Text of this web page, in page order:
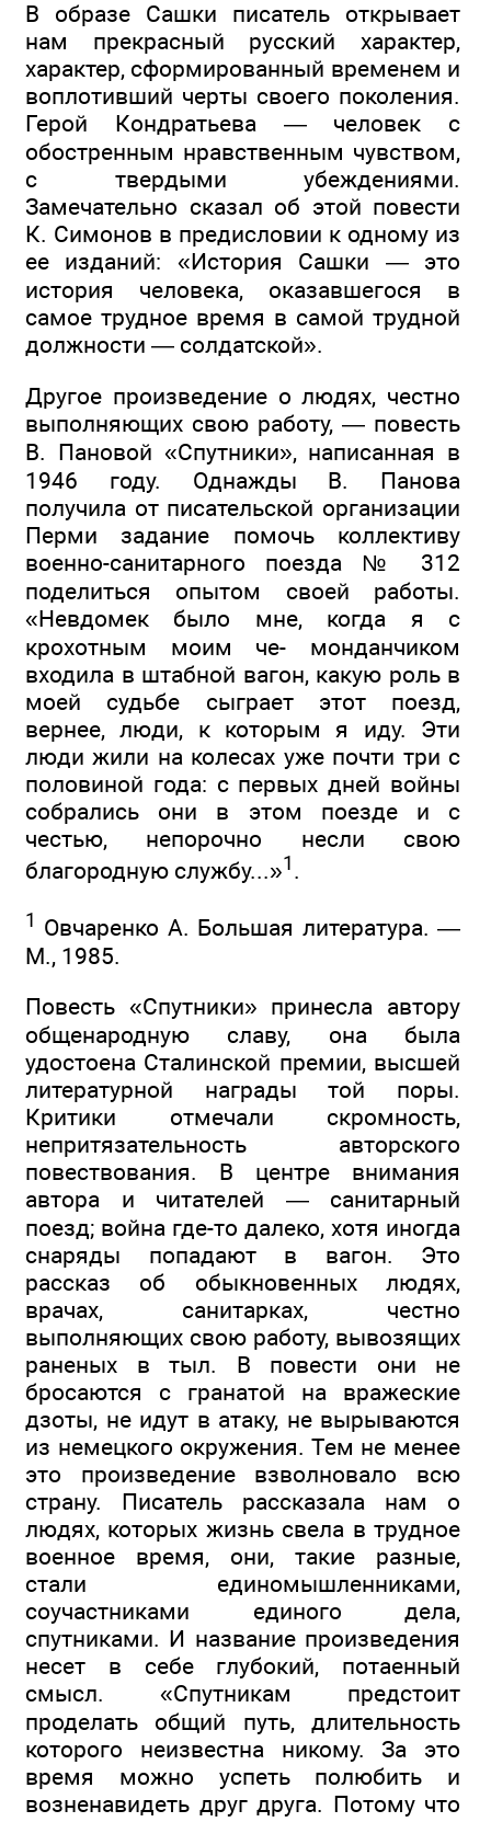
В образе Сашки писатель открывает
нам прекрасный русский характер,
характер, сформированный временем и
воплотивший черты своего поколения.
Герой Кондратьева — человек с
обостренным нравственным чувством,
с твердыми убеждениями.
Замечательно сказал об этой повести
К. Симонов в предисловии к одному из
ее изданий: «История Сашки — это
история человека, оказавшегося в
самое трудное время в самой трудной
должности — солдатской».
Другое произведение о людях, честно
выполняющих свою работу, — повесть
В. Пановой «Спутники», написанная в
1946 году. Однажды В. Панова
получила от писательской организации
Перми задание помочь коллективу
военно-санитарного поезда № 312
поделиться опытом своей работы.
«Невдомек было мне, когда я с
крохотным моим че- монданчиком
входила в штабной вагон, какую роль в
моей судьбе сыграет этот поезд,
вернее, люди, к которым я иду. Эти
люди жили на колесах уже почти три с
половиной года: с первых дней войны
собрались они в этом поезде и с
честью, непорочно несли свою
благородную службу...»1 .
1 Овчаренко А. Большая литература. —
М., 1985.
Повесть «Спутники» принесла автору
общенародную славу, она была
удостоена Сталинской премии, высшей
литературной награды той поры.
Критики отмечали скромность,
непритязательность авторского
повествования. В центре внимания
автора и читателей — санитарный
поезд; война где-то далеко, хотя иногда
снаряды попадают в вагон. Это
рассказ об обыкновенных людях,
врачах, санитарках, честно
выполняющих свою работу, вывозящих
раненых в тыл. В повести они не
бросаются с гранатой на вражеские
дзоты, не идут в атаку, не вырываются
из немецкого окружения. Тем не менее
это произведение взволновало всю
страну. Писатель рассказала нам о
людях, которых жизнь свела в трудное
военное время, они, такие разные,
стали единомышленниками,
соучастниками единого дела,
спутниками. И название произведения
несет в себе глубокий, потаенный
смысл. «Спутникам предстоит
проделать общий путь, длительность
которого неизвестна никому. За это
время можно успеть полюбить и
возненавидеть друг друга. Потому что